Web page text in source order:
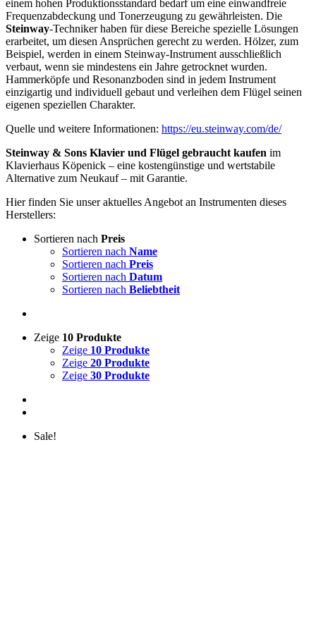
einem hohen Produktionsstandard bedarf um eine einwandfreie
Frequenzabdeckung und Tonerzeugung zu gewährleisten. Die
Steinway-Techniker haben für diese Bereiche spezielle Lösungen
erarbeitet, um diesen Ansprüchen gerecht zu werden. Hölzer, zum
Beispiel, werden in einem Steinway-Instrument ausschließlich
verbaut, wenn sie mindestens ein Jahre getrocknet wurden.
Hammerköpfe und Resonanzboden sind in jedem Instrument
einzigartig und individuell gebaut und verleihen dem Flügel seinen
eigenen speziellen Charakter.
Quelle und weitere Informationen: https://eu.steinway.com/de/
Steinway & Sons Klavier und Flügel gebraucht kaufen im
Klavierhaus Köpenick – eine kostengünstige und wertstabile
Alternative zum Neukauf – mit Garantie.
Hier finden Sie unser aktuelles Angebot an Instrumenten dieses
Herstellers:
Sortieren nach Preis
Sortieren nach Name
Sortieren nach Preis
Sortieren nach Datum
Sortieren nach Beliebtheit
Zeige 10 Produkte
Zeige 10 Produkte
Zeige 20 Produkte
Zeige 30 Produkte
Sale!